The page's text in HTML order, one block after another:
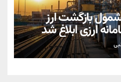
بازگشت ارز
ارزی ابلاغ شد